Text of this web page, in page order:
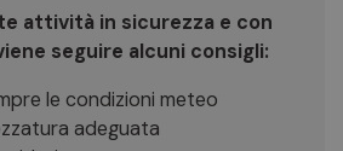
attività in sicurezza e con
seguire alcuni consigli:
le condizioni meteo
adeguata